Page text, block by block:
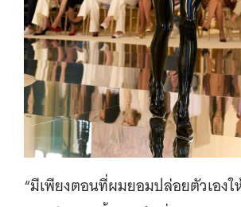
“มีเพียงตอนที่ผมยอมปล่อยตัวเอง